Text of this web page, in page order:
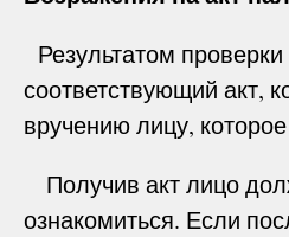
Результатом
соответствующий акт,
вручению лицу,
Получив акт лицо
ознакомиться. Если